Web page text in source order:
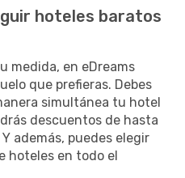
hoteles baratos
medida, en eDreams
que prefieras. Debes
simultánea tu hotel
descuentos de hasta
además, puedes elegir
hoteles en todo el